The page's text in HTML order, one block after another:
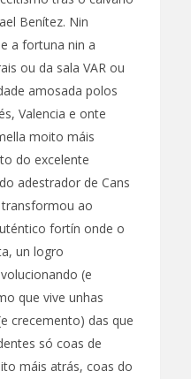
Benítez. Nin
a fortuna nin a
ou da sala VAR ou
amosada polos
Valencia e onte
moito máis
do excelente
adestrador de Cans
transformou ao
fortín onde o
un logro
(e
que vive unhas
crecemento) das que
só coas de
máis atrás, coas do